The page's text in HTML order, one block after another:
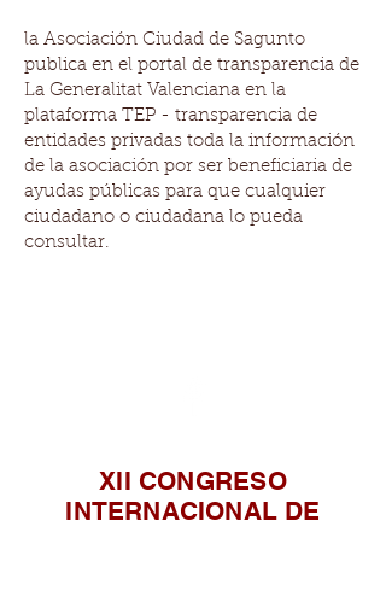
la Asociación Ciudad de Sagunto
publica en el portal de transparencia de
La Generalitat Valenciana en la
plataforma TEP - transparencia de
entidades privadas toda la información
de la asociación por ser beneficiaria de
ayudas públicas para que cualquier
ciudadano o ciudadana lo pueda
consultar.
XII CONGRESO
INTERNACIONAL DE